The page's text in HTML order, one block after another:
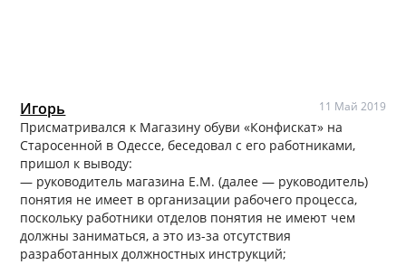
Игорь 11 Май 2019
Присматривался к Магазину обуви «Конфискат» на
Старосенной в Одессе, беседовал с его работниками,
пришол к выводу:
— руководитель магазина Е.М. (далее — руководитель)
понятия не имеет в организации рабочего процесса,
поскольку работники отделов понятия не имеют чем
должны заниматься, а это из-за отсутствия
разработанных должностных инструкций;